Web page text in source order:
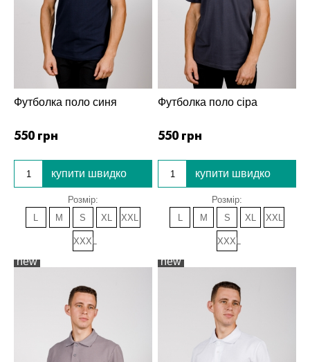
Футболка поло синя
550 грн
купити швидко
Розмір:
L
M S XL XXL
XXXL
Футболка поло сіра
550 грн
купити швидко
Розмір:
L
M S XL XXL
XXXL
new new